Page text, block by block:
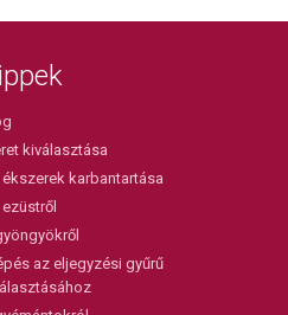
kiválasztása
ékszerek karbantartása
az eljegyzési gyűrű